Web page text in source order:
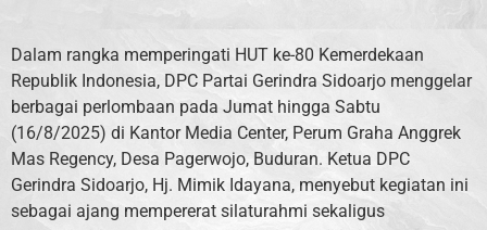
Dalam rangka memperingati HUT ke-80 Kemerdekaan
Republik Indonesia, DPC Partai Gerindra Sidoarjo menggelar
berbagai perlombaan pada Jumat hingga Sabtu
(16/8/2025) di Kantor Media Center, Perum Graha Anggrek
Mas Regency, Desa Pagerwojo, Buduran. Ketua DPC
Gerindra Sidoarjo, Hj. Mimik Idayana, menyebut kegiatan ini
sebagai ajang mempererat silaturahmi sekaligus